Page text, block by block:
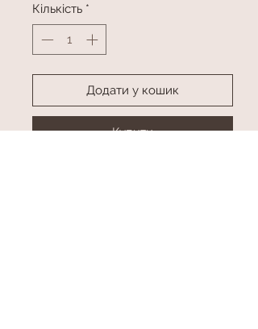
Кількість *
Додати у кошик
Купити